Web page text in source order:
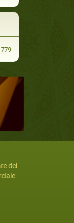
779
del